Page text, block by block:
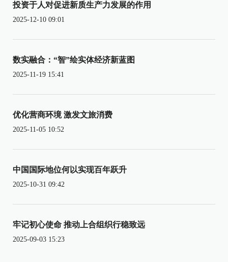
投资于人对促进新质生产力发展的作用
2025-12-10 09:01
数实融合：“智”绘实体经济新蓝图
2025-11-19 15:41
优化营商环境 激发文旅消费
2025-11-05 10:52
中国国际地位何以实现百年跃升
2025-10-31 09:42
牢记初心使命 推动上合组织行稳致远
2025-09-03 15:23